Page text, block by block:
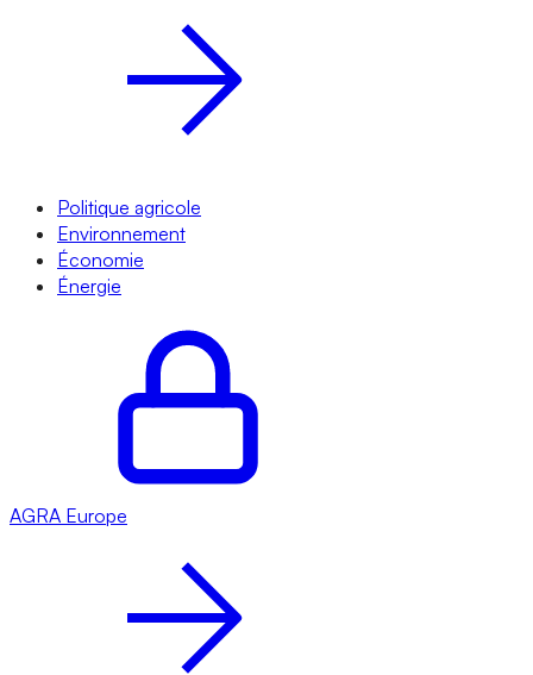
Politique agricole
Environnement
Économie
Énergie
AGRA Europe